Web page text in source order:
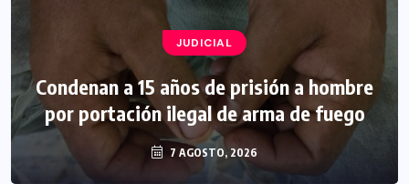
JUDICIAL
Condenan a 15 años de prisión a hombre
por portación ilegal de arma de fuego
7 AGOSTO, 2026